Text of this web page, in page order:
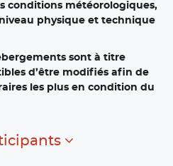
conditions météorologiques,
physique et technique
sont à titre
d’être modifiés afin de
les plus en condition du